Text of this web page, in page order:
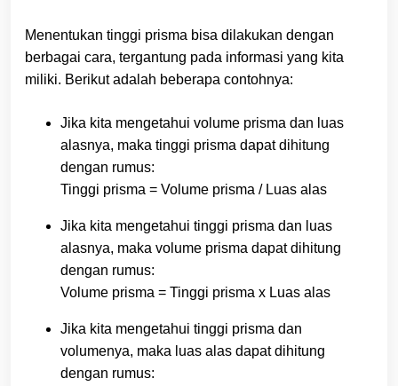
Menentukan tinggi prisma bisa dilakukan dengan
berbagai cara, tergantung pada informasi yang kita
miliki. Berikut adalah beberapa contohnya:
Jika kita mengetahui volume prisma dan luas
alasnya, maka tinggi prisma dapat dihitung
dengan rumus:
Tinggi prisma = Volume prisma / Luas alas
Jika kita mengetahui tinggi prisma dan luas
alasnya, maka volume prisma dapat dihitung
dengan rumus:
Volume prisma = Tinggi prisma x Luas alas
Jika kita mengetahui tinggi prisma dan
volumenya, maka luas alas dapat dihitung
dengan rumus: